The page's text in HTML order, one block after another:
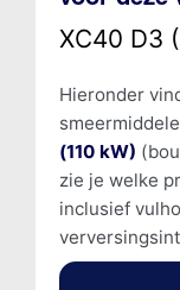
XC40 D3
Hieronder
(110 kW)
zie je welke
inclusief